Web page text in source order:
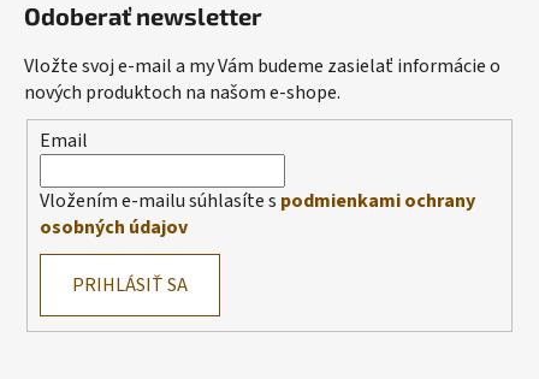
Odoberať newsletter
Vložte svoj e-mail a my Vám budeme zasielať informácie o
nových produktoch na našom e-shope.
Email
Vložením e-mailu súhlasíte s podmienkami ochrany
osobných údajov
PRIHLÁSIŤ SA